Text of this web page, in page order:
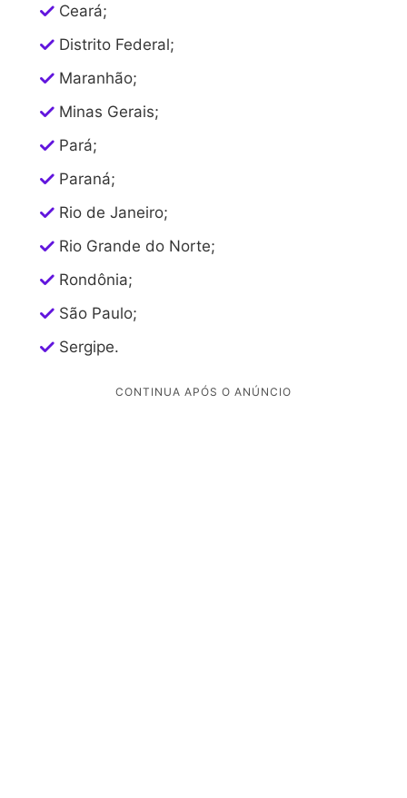
Ceará;
Distrito Federal;
Maranhão;
Minas Gerais;
Pará;
Paraná;
Rio de Janeiro;
Rio Grande do Norte;
Rondônia;
São Paulo;
Sergipe.